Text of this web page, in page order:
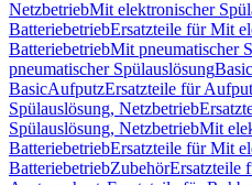
NetzbetriebMit elektronischer
BatteriebetriebErsatzteile für Mit
BatteriebetriebMit pneumatischer
pneumatischer SpülauslösungBasic
BasicAufputzErsatzteile für
Spülauslösung, Netzbetrieb
Spülauslösung, NetzbetriebMit
BatteriebetriebErsatzteile für Mit
BatteriebetriebZubehörErsatzteile